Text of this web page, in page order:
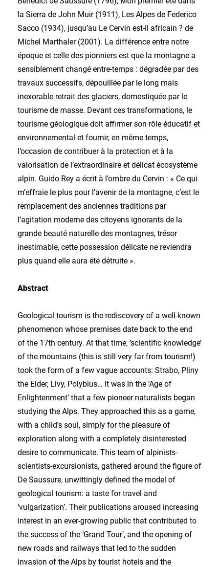
la Sierra de John Muir (1911), Les Alpes de Federico
Sacco (1934), jusqu’au Le Cervin est-il africain ? de
Michel Marthaler (2001). La différence entre notre
époque et celle des pionniers est que la montagne a
sensiblement changé entre-temps : dégradée par des
travaux successifs, dépouillée par le long mais
inexorable retrait des glaciers, domestiquée par le
tourisme de masse. Devant ces transformations, le
tourisme géologique doit affirmer son rôle éducatif et
environnemental et fournir, en même temps,
l’occasion de contribuer à la protection et à la
valorisation de l’extraordinaire et délicat écosystème
alpin. Guido Rey a écrit à l’ombre du Cervin : « Ce qui
m’effraie le plus pour l’avenir de la montagne, c’est le
remplacement des anciennes traditions par
l’agitation moderne des citoyens ignorants de la
grande beauté naturelle des montagnes, trésor
inestimable, cette possession délicate ne reviendra
plus quand elle aura été détruite ».
Abstract
Geological tourism is the rediscovery of a well-known
phenomenon whose premises date back to the end
of the 17th century. At that time, ‘scientific knowledge’
of the mountains (this is still very far from tourism!)
took the form of a few vague accounts: Strabo, Pliny
the Elder, Livy, Polybius… It was in the ‘Age of
Enlightenment’ that a few pioneer naturalists began
studying the Alps. They approached this as a game,
with a child’s soul, simply for the pleasure of
exploration along with a completely disinterested
desire to communicate. This team of alpinists-
scientists-excursionists, gathered around the figure of
De Saussure, unwittingly defined the model of
geological tourism: a taste for travel and
‘vulgarization’. Their publications aroused increasing
interest in an ever-growing public that contributed to
the success of the ‘Grand Tour’, and the opening of
new roads and railways that led to the sudden
invasion of the Alps by tourist hotels and the